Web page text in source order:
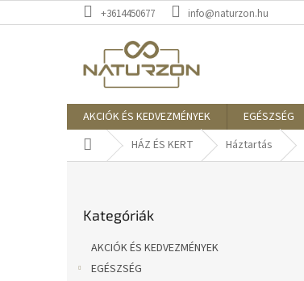
a
+3614450677 info@naturzon.hu
AKCIÓK ÉS KEDVEZMÉNYEK EGÉSZSÉG
KezdőlapHÁZ ÉS KERT Háztartás
átugrása
Kategóriák
AKCIÓK ÉS KEDVEZMÉNYEK
EGÉSZSÉG